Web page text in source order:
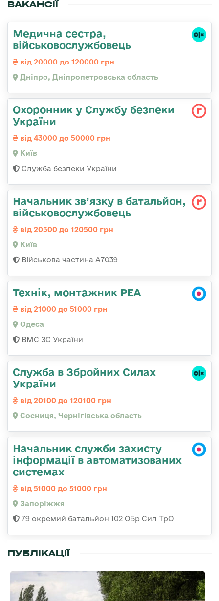
ВАКАНСІЇ
Медична сестра,
військовослужбовець
від 20000 до 120000 грн
Дніпро, Дніпропетровська область
Охоронник у Службу безпеки
України
від 43000 до 50000 грн
Київ
Служба безпеки України
Начальник зв’язку в батальйон,
військовослужбовець
від 20500 до 120500 грн
Київ
Військова частина А7039
Технік, монтажник РЕА
від 21000 до 51000 грн
Одеса
ВМС ЗС України
Служба в Збройних Силах
України
від 20100 до 120100 грн
Сосниця, Чернігівська область
Начальник служби захисту
інформації в автоматизованих
системах
від 51000 до 51000 грн
Запоріжжя
79 окремий батальйон 102 ОБр Сил ТрО
ПУБЛІКАЦІЇ